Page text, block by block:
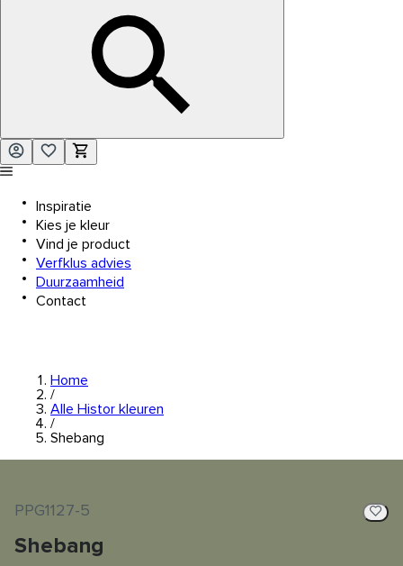
Inspiratie
Kies je kleur
Vind je product
Verfklus advies
Duurzaamheid
Contact
Home
/
Alle Histor kleuren
/
Shebang
PPG1127-5
Shebang